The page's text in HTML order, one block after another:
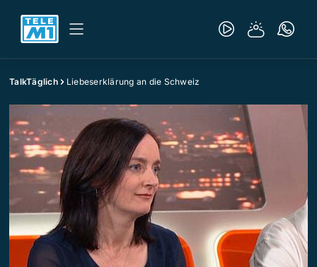
TalkTäglich Liebeserklärung an die Schweiz